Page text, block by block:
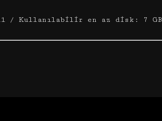
/ Kullanılabilir en az disk: 7 GB